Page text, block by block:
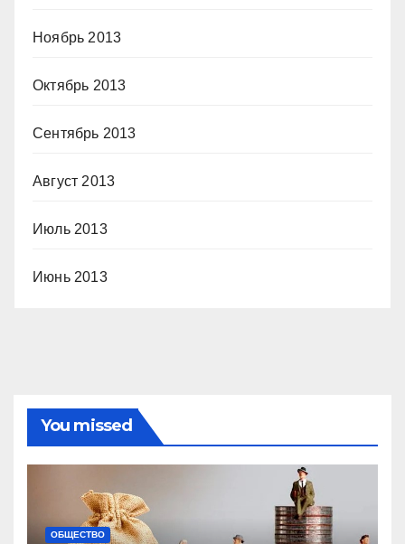
Ноябрь 2013
Октябрь 2013
Сентябрь 2013
Август 2013
Июль 2013
Июнь 2013
You missed
ОБЩЕСТВО